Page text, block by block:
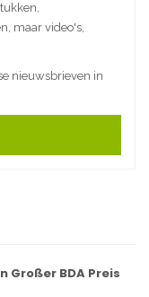
maar video's,
nieuwsbrieven in
Großer BDA Preis